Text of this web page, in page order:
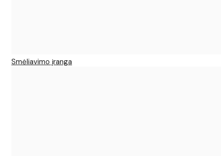
Smėliavimo įranga